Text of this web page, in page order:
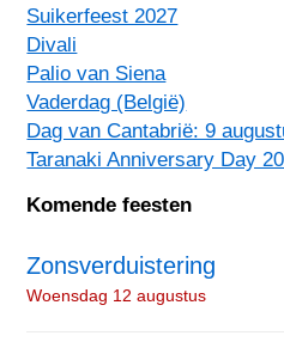
Suikerfeest 2027
Divali
Palio van Siena
Vaderdag (België)
Dag van Cantabrië: 9
Taranaki Anniversary Day
Komende feesten
Zonsverduistering
Woensdag 12 augustus